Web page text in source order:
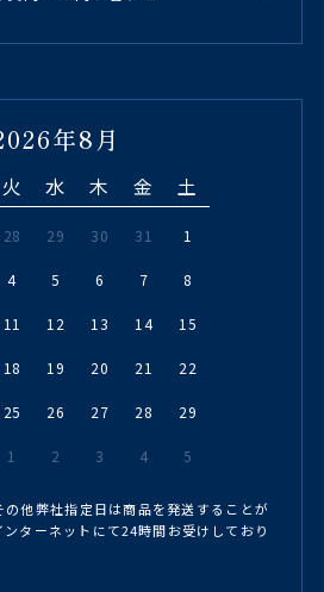
年8月
火 水 木 金 土
28 29 30 31 1
4 5 6 7 8
11 12 13 14 15
18 19 20 21 22
25 26 27 28 29
1 2 3 4 5
他弊社指定日は商品を発送することが
ターネットにて24時間お受けしており